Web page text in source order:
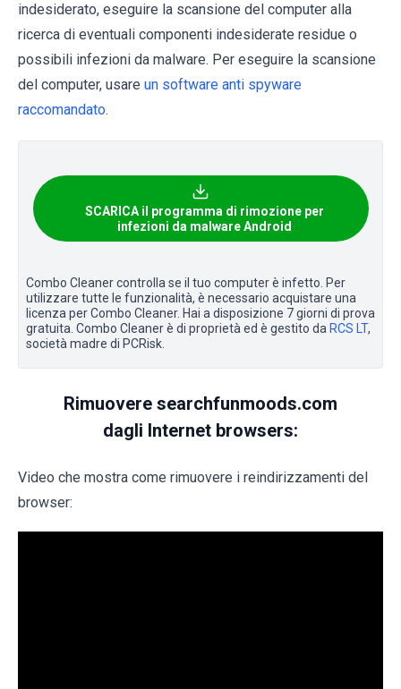
indesiderato, eseguire la scansione del computer alla
ricerca di eventuali componenti indesiderate residue o
possibili infezioni da malware. Per eseguire la scansione
del computer, usare un software anti spyware
raccomandato.
SCARICA il programma di rimozione per
infezioni da malware Android
Combo Cleaner controlla se il tuo computer è infetto. Per
utilizzare tutte le funzionalità, è necessario acquistare una
licenza per Combo Cleaner. Hai a disposizione 7 giorni di prova
gratuita. Combo Cleaner è di proprietà ed è gestito da RCS LT,
società madre di PCRisk.
Rimuovere searchfunmoods.com
dagli Internet browsers:
Video che mostra come rimuovere i reindirizzamenti del
browser: